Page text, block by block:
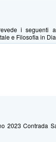
i seguenti
e Filosofia in
2023 Contrada